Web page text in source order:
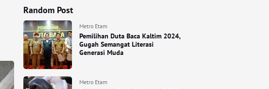
Random Post
Metro Etam
Pemilihan Duta Baca Kaltim 2024,
Gugah Semangat Literasi
Generasi Muda
Metro Etam